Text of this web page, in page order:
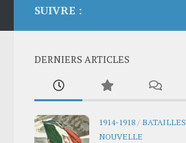
SUIVRE :
DERNIERS ARTICLES
1914-1918 / BATAILLES
NOUVELLE